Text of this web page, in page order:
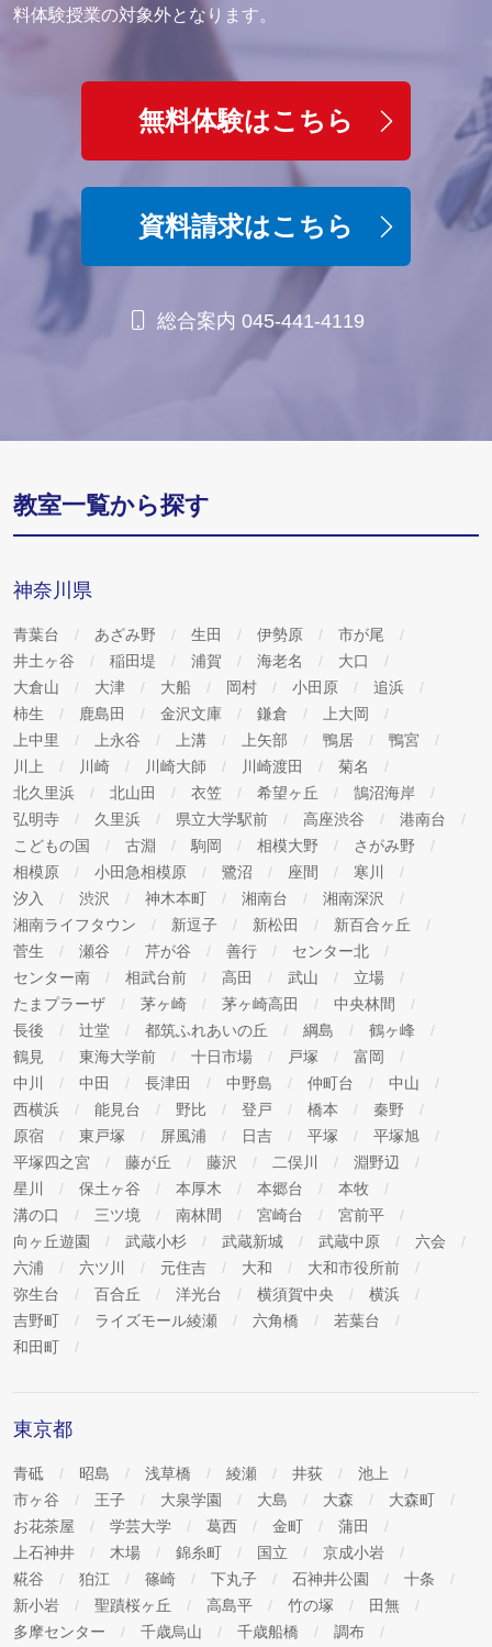
料体験授業の対象外となります。
無料体験はこちら
資料請求はこちら
総合案内 045-441-4119
教室一覧から探す
神奈川県
青葉台 あざみ野 生田 伊勢原
市が尾
井土ヶ谷
稲田堤 浦賀 海老名
大口
大倉山
大津 大船 岡村 小田原
追浜
柿生
鹿島田 金沢文庫 鎌倉
上大岡
上中里
上永谷 上溝 上矢部 鴨居
鴨宮
川上
川崎 川崎大師 川崎渡田
菊名
北久里浜
北山田 衣笠 希望ヶ丘
鵠沼海岸
弘明寺
久里浜 県立大学駅前 高座渋谷
港南台
こどもの国
古淵 駒岡 相模大野
さがみ野
相模原
小田急相模原 鷺沼 座間
寒川
汐入
渋沢 神木本町 湘南台
湘南深沢
湘南ライフタウン
新逗子 新松田
新百合ヶ丘
菅生
瀬谷 芹が谷 善行
センター北
センター南
相武台前 高田 武山
立場
たまプラーザ
茅ヶ崎 茅ヶ崎高田
中央林間
長後
辻堂 都筑ふれあいの丘 綱島
鶴ヶ峰
鶴見
東海大学前 十日市場 戸塚
富岡
中川
中田 長津田 中野島 仲町台
中山
西横浜
能見台 野比 登戸 橋本
秦野
原宿
東戸塚 屏風浦 日吉 平塚
平塚旭
平塚四之宮
藤が丘 藤沢 二俣川
淵野辺
星川
保土ヶ谷 本厚木 本郷台
本牧
溝の口
三ツ境 南林間 宮崎台
宮前平
向ヶ丘遊園
武蔵小杉 武蔵新城 武蔵中原
六会
六浦
六ツ川 元住吉 大和
大和市役所前
弥生台
百合丘 洋光台 横須賀中央
横浜
吉野町
ライズモール綾瀬 六角橋
若葉台
和田町
東京都
青砥 昭島 浅草橋 綾瀬 井荻
池上
市ヶ谷
王子 大泉学園 大島 大森
大森町
お花茶屋
学芸大学 葛西 金町
蒲田
上石神井
木場 錦糸町 国立
京成小岩
糀谷
狛江 篠崎 下丸子 石神井公園
十条
新小岩
聖蹟桜ヶ丘 高島平 竹の塚
田無
多摩センター
千歳烏山 千歳船橋
調布